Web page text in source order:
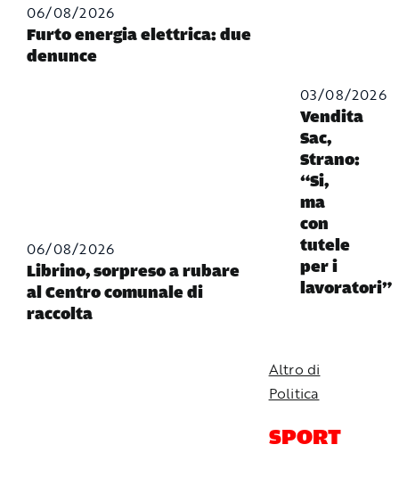
06/08/2026
Furto energia elettrica: due
denunce
06/08/2026
Librino, sorpreso a rubare
al Centro comunale di
raccolta
03/08/2026
Vendita
Sac,
Strano:
“Si,
ma
con
tutele
per i
lavoratori”
Altro di
Politica
SPORT